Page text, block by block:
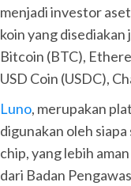
menjadi investor
koin yang
Bitcoin (BTC),
USD Coin (USDC),
Luno, merupakan
digunakan oleh
chip, yang lebih
dari Badan